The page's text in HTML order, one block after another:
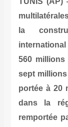
la
560 millions
sept
portée à 20
dans la
remportée